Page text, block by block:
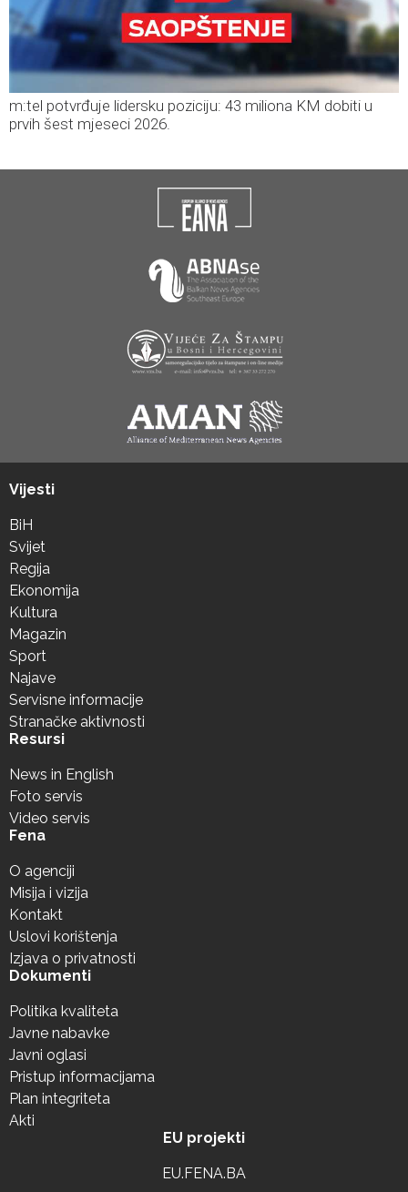
m:tel potvrđuje lidersku poziciju: 43 miliona KM dobiti u
prvih šest mjeseci 2026.
Vijesti
BiH
Svijet
Regija
Ekonomija
Kultura
Magazin
Sport
Najave
Servisne informacije
Stranačke aktivnosti
Resursi
News in English
Foto servis
Video servis
Fena
O agenciji
Misija i vizija
Kontakt
Uslovi korištenja
Izjava o privatnosti
Dokumenti
Politika kvaliteta
Javne nabavke
Javni oglasi
Pristup informacijama
Plan integriteta
Akti
EU projekti
EU.FENA.BA